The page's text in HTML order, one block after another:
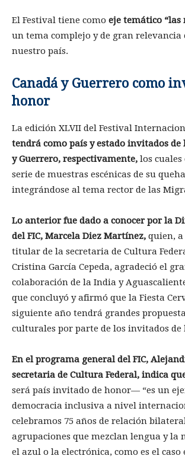
El Festival tiene como eje temático “las
un tema complejo y de gran relevancia
nuestro país.
Canadá y Guerrero como
honor
La edición XLVII del Festival
tendrá como país y estado invitados de
y Guerrero, respectivamente, los
serie de muestras escénicas de su
integrándose al tema rector de las
Lo anterior fue dado a conocer por la
del FIC, Marcela Diez Martínez, quien,
titular de la secretaria de Cultura
Cristina García Cepeda, agradeció el
colaboración de la India y
que concluyó y afirmó que la Fiesta
siguiente año tendrá grandes
culturales por parte de los invitados de
En el programa general del FIC,
secretaria de Cultura Federal, indica
será país invitado de honor— “es un
democracia inclusiva a nivel
celebramos 75 años de relación
agrupaciones que mezclan lengua y la
el azul o la electrónica, como es el caso